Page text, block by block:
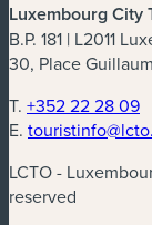
Luxembourg City
B.P. 181 | L2011
30, Place
T. +352 22 28 09
E.
LCTO -
reserved